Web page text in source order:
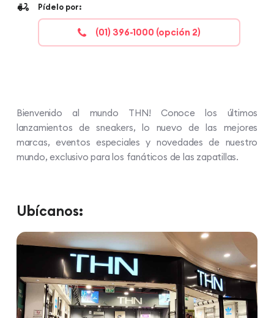
Pídelo por:
(01) 396-1000 (opción 2)
Bienvenido al mundo THN! Conoce los últimos
lanzamientos de sneakers, lo nuevo de las mejores
marcas, eventos especiales y novedades de nuestro
mundo, exclusivo para los fanáticos de las zapatillas.
Ubícanos: